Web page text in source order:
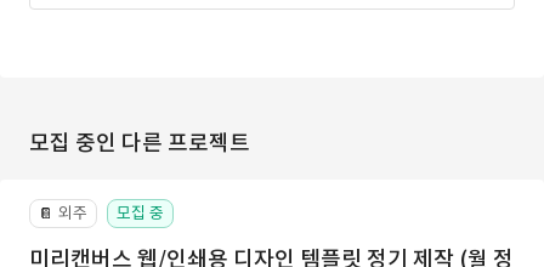
모집 중인 다른 프로젝트
📔 외주 모집 중
미리캔버스 웹/인쇄용 디자인 템플릿 정기 제작 (월 정